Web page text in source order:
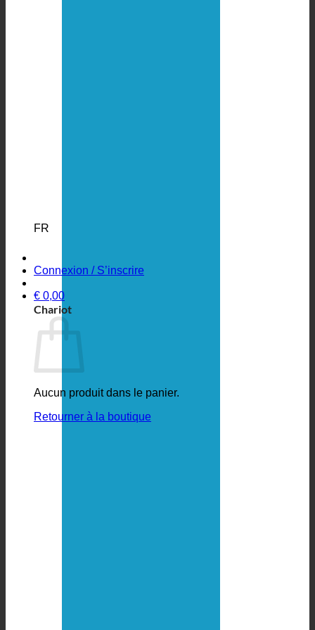
FR
Connexion / S’inscrire
€ 0,00
Chariot
Aucun produit dans le panier.
Retourner à la boutique